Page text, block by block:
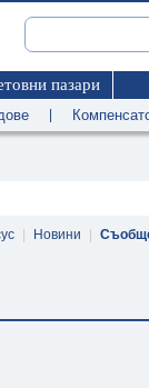
пазари
Новини